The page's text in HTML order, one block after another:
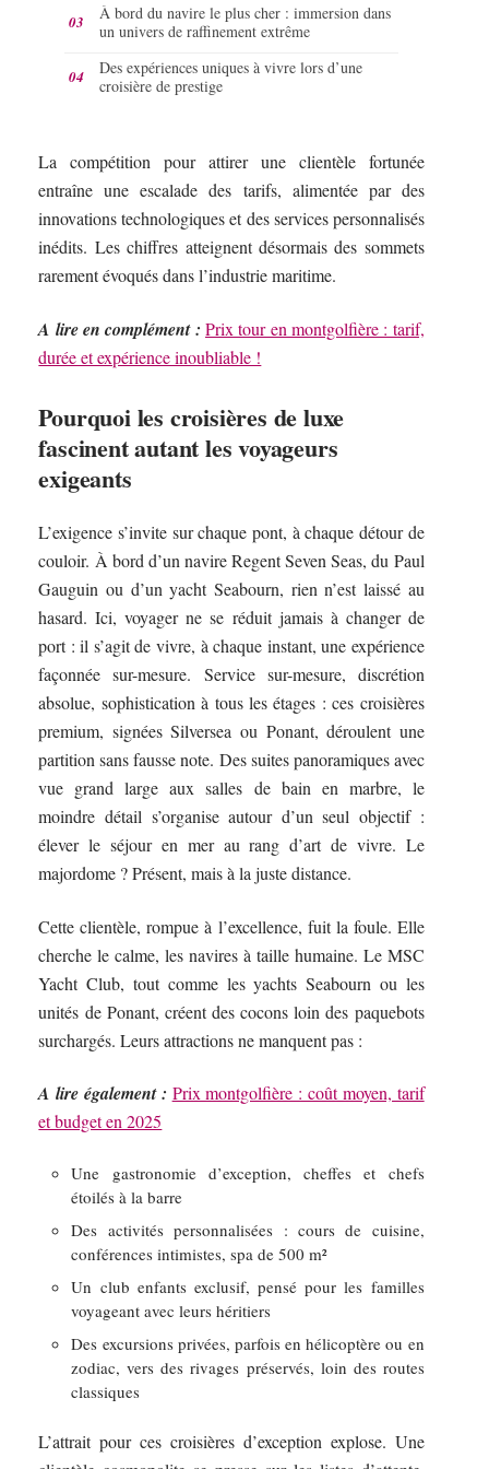
À bord du navire le plus cher : immersion dans
un univers de raffinement extrême
Des expériences uniques à vivre lors d’une
croisière de prestige
La compétition pour attirer une clientèle fortunée
entraîne une escalade des tarifs, alimentée par des
innovations technologiques et des services personnalisés
inédits. Les chiffres atteignent désormais des sommets
rarement évoqués dans l’industrie maritime.
A lire en complément : Prix tour en montgolfière : tarif,
durée et expérience inoubliable !
Pourquoi les croisières de luxe
fascinent autant les voyageurs
exigeants
L’exigence s’invite sur chaque pont, à chaque détour de
couloir. À bord d’un navire Regent Seven Seas, du Paul
Gauguin ou d’un yacht Seabourn, rien n’est laissé au
hasard. Ici, voyager ne se réduit jamais à changer de
port : il s’agit de vivre, à chaque instant, une expérience
façonnée sur-mesure. Service sur-mesure, discrétion
absolue, sophistication à tous les étages : ces croisières
premium, signées Silversea ou Ponant, déroulent une
partition sans fausse note. Des suites panoramiques avec
vue grand large aux salles de bain en marbre, le
moindre détail s’organise autour d’un seul objectif :
élever le séjour en mer au rang d’art de vivre. Le
majordome ? Présent, mais à la juste distance.
Cette clientèle, rompue à l’excellence, fuit la foule. Elle
cherche le calme, les navires à taille humaine. Le MSC
Yacht Club, tout comme les yachts Seabourn ou les
unités de Ponant, créent des cocons loin des paquebots
surchargés. Leurs attractions ne manquent pas :
A lire également : Prix montgolfière : coût moyen, tarif
et budget en 2025
Une gastronomie d’exception, cheffes et chefs
étoilés à la barre
Des activités personnalisées : cours de cuisine,
conférences intimistes, spa de 500 m²
Un club enfants exclusif, pensé pour les familles
voyageant avec leurs héritiers
Des excursions privées, parfois en hélicoptère ou en
zodiac, vers des rivages préservés, loin des routes
classiques
L’attrait pour ces croisières d’exception explose. Une